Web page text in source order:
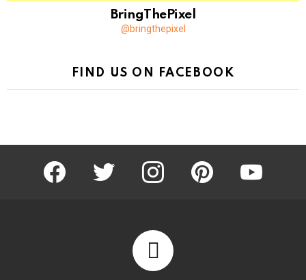
BringThePixel
@bringthepixel
FIND US ON FACEBOOK
facebook twitter instagram pinterest youtube